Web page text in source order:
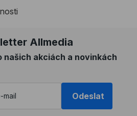
Allmedia
našich akciách a novinkách
Odeslat